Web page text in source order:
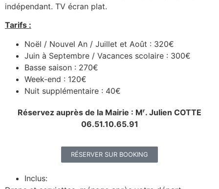
indépendant. TV écran plat.
Tarifs :
Noël / Nouvel An / Juillet et Août : 320€
Juin à Septembre / Vacances scolaire : 300€
Basse saison : 270€
Week-end : 120€
Nuit supplémentaire : 40€
Réservez auprès de la Mairie : Mʳ. Julien COTTE
06.51.10.65.91
RÉSERVER SUR BOOKING
Inclus: